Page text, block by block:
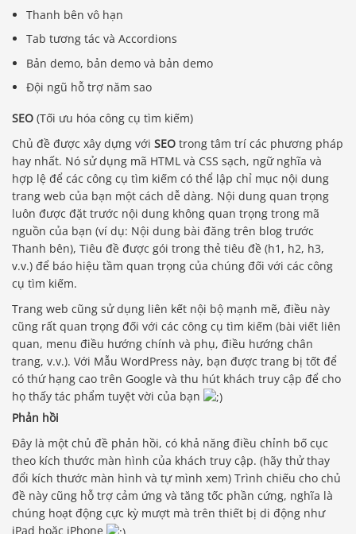
Thanh bên vô hạn
Tab tương tác và Accordions
Bản demo, bản demo và bản demo
Đội ngũ hỗ trợ năm sao
SEO (Tối ưu hóa công cụ tìm kiếm)
Chủ đề được xây dựng với SEO trong tâm trí các phương pháp
hay nhất. Nó sử dụng mã HTML và CSS sạch, ngữ nghĩa và
hợp lệ để các công cụ tìm kiếm có thể lập chỉ mục nội dung
trang web của bạn một cách dễ dàng. Nội dung quan trọng
luôn được đặt trước nội dung không quan trọng trong mã
nguồn của bạn (ví dụ: Nội dung bài đăng trên blog trước
Thanh bên), Tiêu đề được gói trong thẻ tiêu đề (h1, h2, h3,
v.v.) để báo hiệu tầm quan trọng của chúng đối với các công
cụ tìm kiếm.
Trang web cũng sử dụng liên kết nội bộ mạnh mẽ, điều này
cũng rất quan trọng đối với các công cụ tìm kiếm (bài viết liên
quan, menu điều hướng chính và phụ, điều hướng chân
trang, v.v.). Với Mẫu WordPress này, bạn được trang bị tốt để
có thứ hạng cao trên Google và thu hút khách truy cập để cho
họ thấy tác phẩm tuyệt vời của bạn
Phản hồi
Đây là một chủ đề phản hồi, có khả năng điều chỉnh bố cục
theo kích thước màn hình của khách truy cập. (hãy thử thay
đổi kích thước màn hình và tự mình xem) Trình chiếu cho chủ
đề này cũng hỗ trợ cảm ứng và tăng tốc phần cứng, nghĩa là
chúng hoạt động cực kỳ mượt mà trên thiết bị di động như
iPad hoặc iPhone